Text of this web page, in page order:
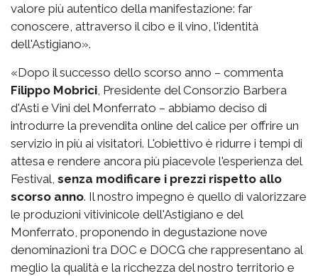
valore più autentico della manifestazione: far
conoscere, attraverso il cibo e il vino, l'identità
dell'Astigiano».
«Dopo il successo dello scorso anno – commenta
Filippo Mobrici, Presidente del Consorzio Barbera
d'Asti e Vini del Monferrato – abbiamo deciso di
introdurre la prevendita online del calice per offrire un
servizio in più ai visitatori. L'obiettivo è ridurre i tempi di
attesa e rendere ancora più piacevole l'esperienza del
Festival, senza modificare i prezzi rispetto allo
scorso anno. Il nostro impegno è quello di valorizzare
le produzioni vitivinicole dell'Astigiano e del
Monferrato, proponendo in degustazione nove
denominazioni tra DOC e DOCG che rappresentano al
meglio la qualità e la ricchezza del nostro territorio e